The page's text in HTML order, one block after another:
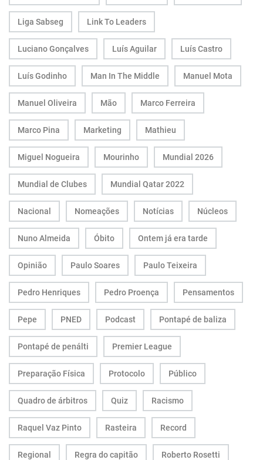
Liga Sabseg Link To Leaders
Luciano Gonçalves Luís Aguilar Luís Castro
Luís Godinho Man In The Middle Manuel Mota
Manuel Oliveira Mão Marco Ferreira
Marco Pina Marketing Mathieu
Miguel Nogueira Mourinho Mundial 2026
Mundial de Clubes Mundial Qatar 2022
Nacional Nomeações Notícias Núcleos
Nuno Almeida Óbito Ontem já era tarde
Opinião Paulo Soares Paulo Teixeira
Pedro Henriques Pedro Proença Pensamentos
Pepe PNED Podcast Pontapé de baliza
Pontapé de penálti Premier League
Preparação Física Protocolo Público
Quadro de árbitros Quiz Racismo
Raquel Vaz Pinto Rasteira Record
Regional Regra do capitão Roberto Rosetti